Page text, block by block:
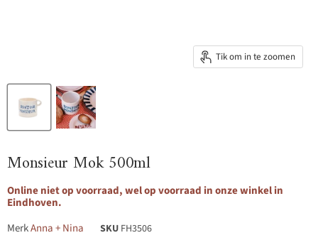
Tik om in te zoomen
Monsieur Mok 500ml
Online niet op voorraad, wel op voorraad in onze winkel in
Eindhoven.
MerkAnna + Nina SKU FH3506